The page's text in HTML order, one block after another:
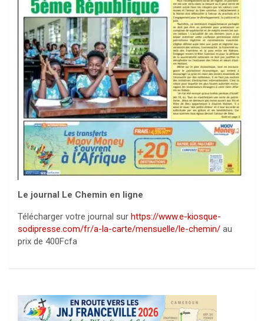
Le journal Le Chemin en ligne
Télécharger votre journal sur https://www.e-kiosque-
sodipresse.com/fr/a-la-carte/mensuelle/le-chemin/ au
prix de 400Fcfa